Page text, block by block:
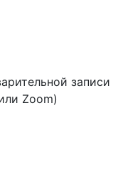
записи
Zoom)